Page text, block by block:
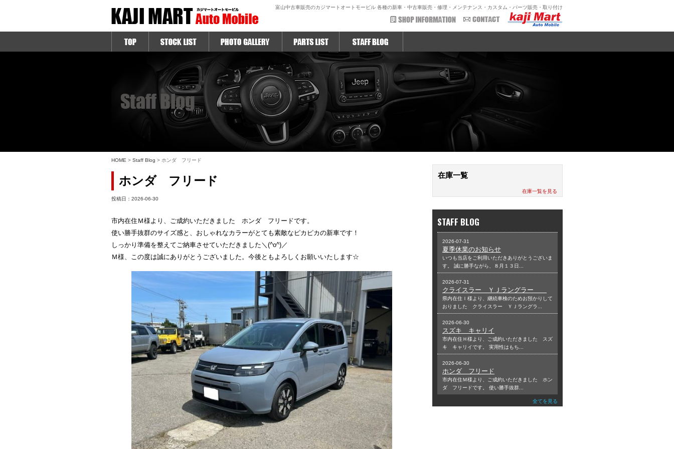
富山中古車販売のカジマートオートモービル 各種の新車・中古車販売・修理・メンテナンス・カスタム・パーツ販売・取り付け
HOME > Staff Blog > ホンダ フリード
ホンダ フリード
投稿日：2026-06-30
市内在住Ｍ様より、ご成約いただきました ホンダ フリードです。
使い勝手抜群のサイズ感と、おしゃれなカラーがとても素敵なピカピカの新車です！
しっかり準備を整えてご納車させていただきました＼(^o^)／
Ｍ様、この度は誠にありがとうございました。今後ともよろしくお願いいたします☆
在庫一覧
在庫一覧を見る
STAFF BLOG
2026-07-31
夏季休業のお知らせ
いつも当店をご利用いただきありがとうございま
す。 誠に勝手ながら、８月１３日...
2026-07-31
クライスラー ＹＪラングラー
県内在住Ｉ様より、継続車検のためお預かりして
おりました クライスラー ＹＪラングラ...
2026-06-30
スズキ キャリイ
市内在住Ｈ様より、ご成約いただきました スズ
キ キャリイです。 実用性はもち...
2026-06-30
ホンダ フリード
市内在住Ｍ様より、ご成約いただきました ホン
ダ フリードです。 使い勝手抜群...
全てを見る